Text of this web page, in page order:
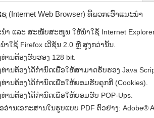
(Internet Web Browser) ທີ່ພວກເຮົາແນະນຳ
າ ແລະ ສະໜັບສະໜູນ ໃຫ້ນໍາໃຊ້ Internet
າໃຊ້ Firefox ເວີຊັນ 2.0 ຫຼື ສູງກວ່ານັ້ນ.
ານຕ້ອງຮັບຮອງ 128 bit.
ທ່ານຕ້ອງໄດ້ກຳນົດເພື່ອໃຫ້ສາມາດຮັບຮອງ Java
ທ່ານຕ້ອງໄດ້ກຳນົດເພື່ອໃຫ້ຍອມຮັບຄຸກກີ (Cookies).
ທ່ານຕ້ອງໄດ້ກຳນົດເພື່ອໃຫ້ຍອມຮັບ POP-Ups.
ອ່ານເອກະສານໃນຮູບແບບ PDF ຕົວຢ່າງ: Adobe®